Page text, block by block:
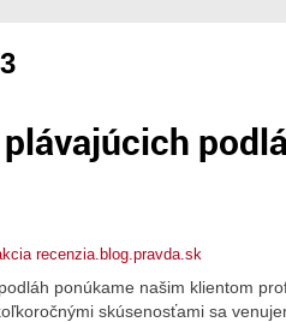
recenzia.blog.pravda.sk
ponúkame našim klientom
skúsenosťami sa